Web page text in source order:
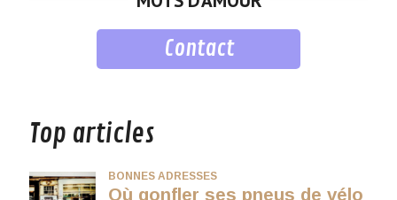
Contact
Top articles